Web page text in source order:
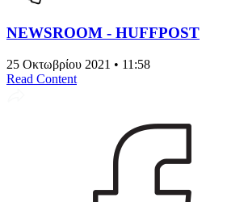
NEWSROOM - HUFFPOST
25 Οκτωβρίου 2021 • 11:58
Read Content